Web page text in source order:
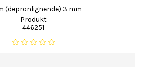
(depronlignende) 3 mm
Produkt
446251